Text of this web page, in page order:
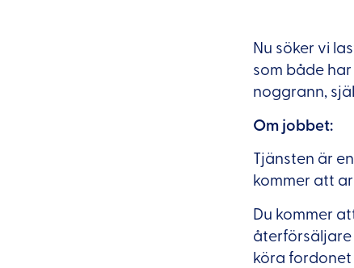
Nu söker vi
som både
noggrann,
Om jobbet:
Tjänsten är
kommer att
Du kommer
återförsäljare
köra fordonet